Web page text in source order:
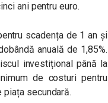
ani pentru euro.
scadența de 1 an și
anuală de 1,85%.
investițional până la
de costuri pentru
secundară.